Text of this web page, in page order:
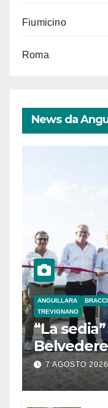
Fiumicino
Roma
News da
ANGUILLARA
TREVIGNANO
“La
7 AGOSTO 2026